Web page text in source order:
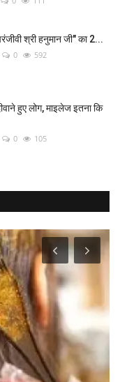
श्री हनुमान जी" का 2...
0 592
हुए लोग, माइलेज इतना कि
0 105